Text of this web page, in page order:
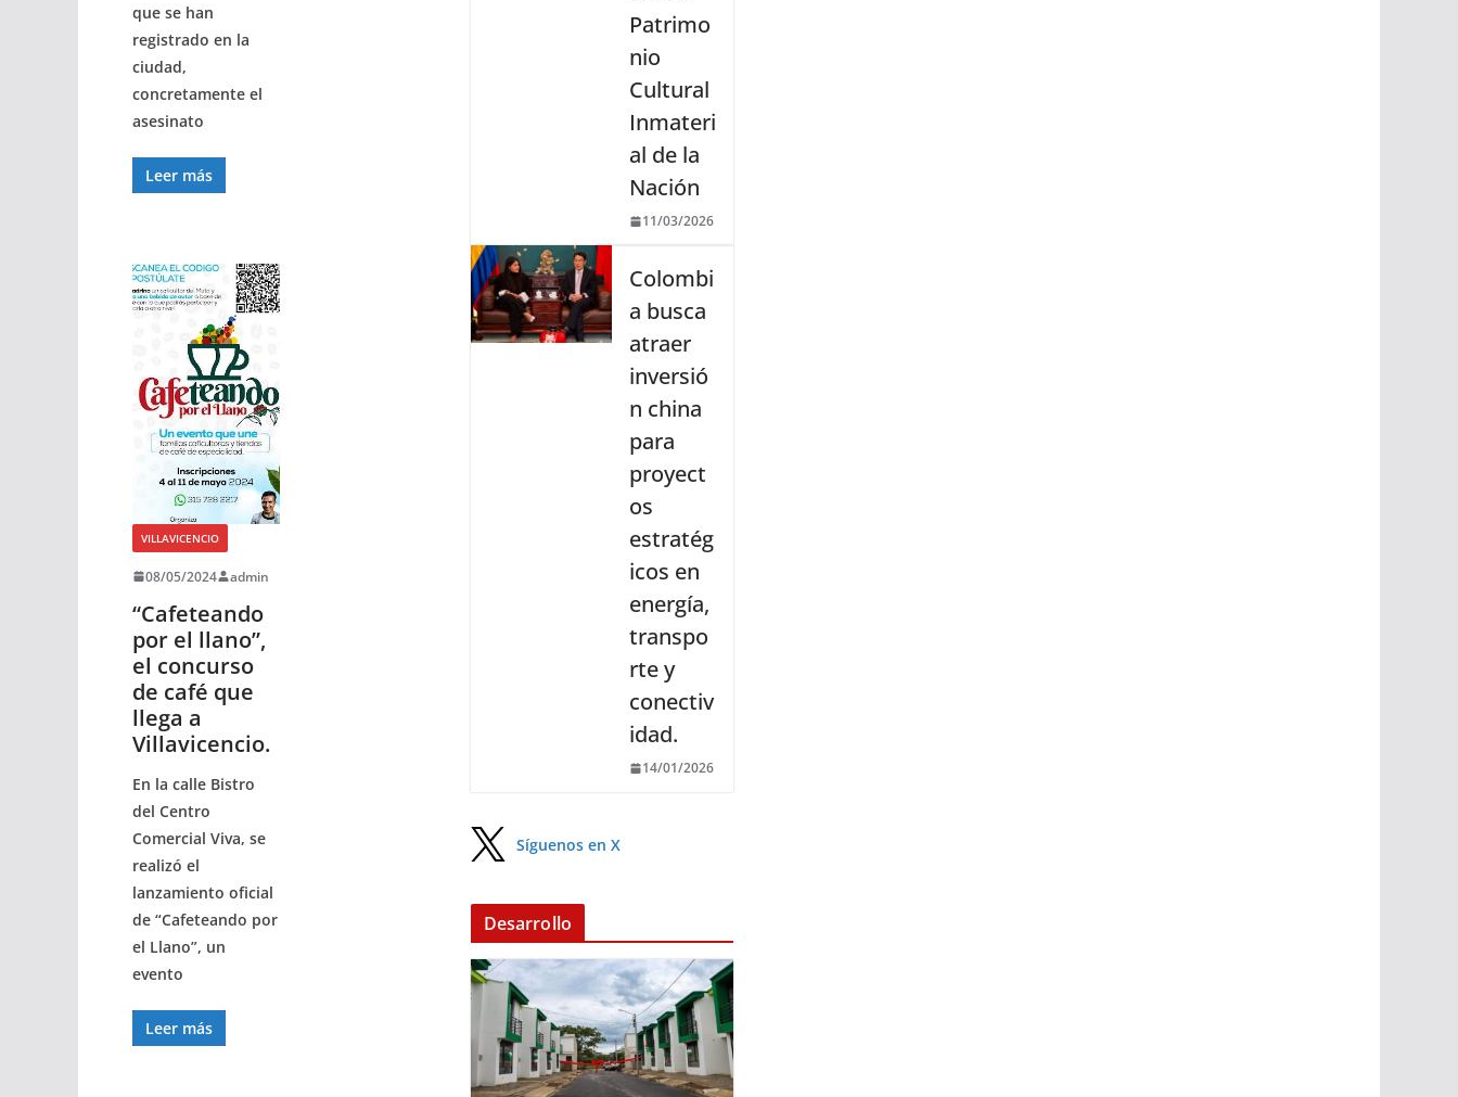
que se han
registrado en la
ciudad,
concretamente el
asesinato
Leer más
VILLAVICENCIO
08/05/2024 admin
“Cafeteando
por el llano”,
el concurso
de café que
llega a
Villavicencio.
En la calle Bistro
del Centro
Comercial Viva, se
realizó el
lanzamiento oficial
de “Cafeteando por
el Llano”, un
evento
Leer más
Patrimo
nio
Cultural
Inmateri
al de la
Nación
11/03/2026
Colombi
a busca
atraer
inversió
n china
para
proyect
os
estratég
icos en
energía,
transpo
rte y
conectiv
idad.
14/01/2026
Síguenos en X
Desarrollo